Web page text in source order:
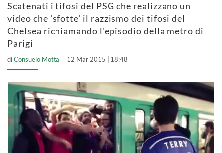
Scatenati i tifosi del PSG che realizzano un
video che 'sfotte' il razzismo dei tifosi del
Chelsea richiamando l'episodio della metro di
Parigi
diConsuelo Motta 12 Mar 2015 | 18:48